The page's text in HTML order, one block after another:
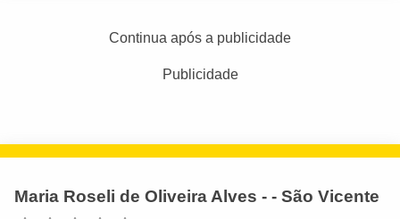
Continua após a publicidade
Publicidade
Maria Roseli de Oliveira Alves - - São Vicente